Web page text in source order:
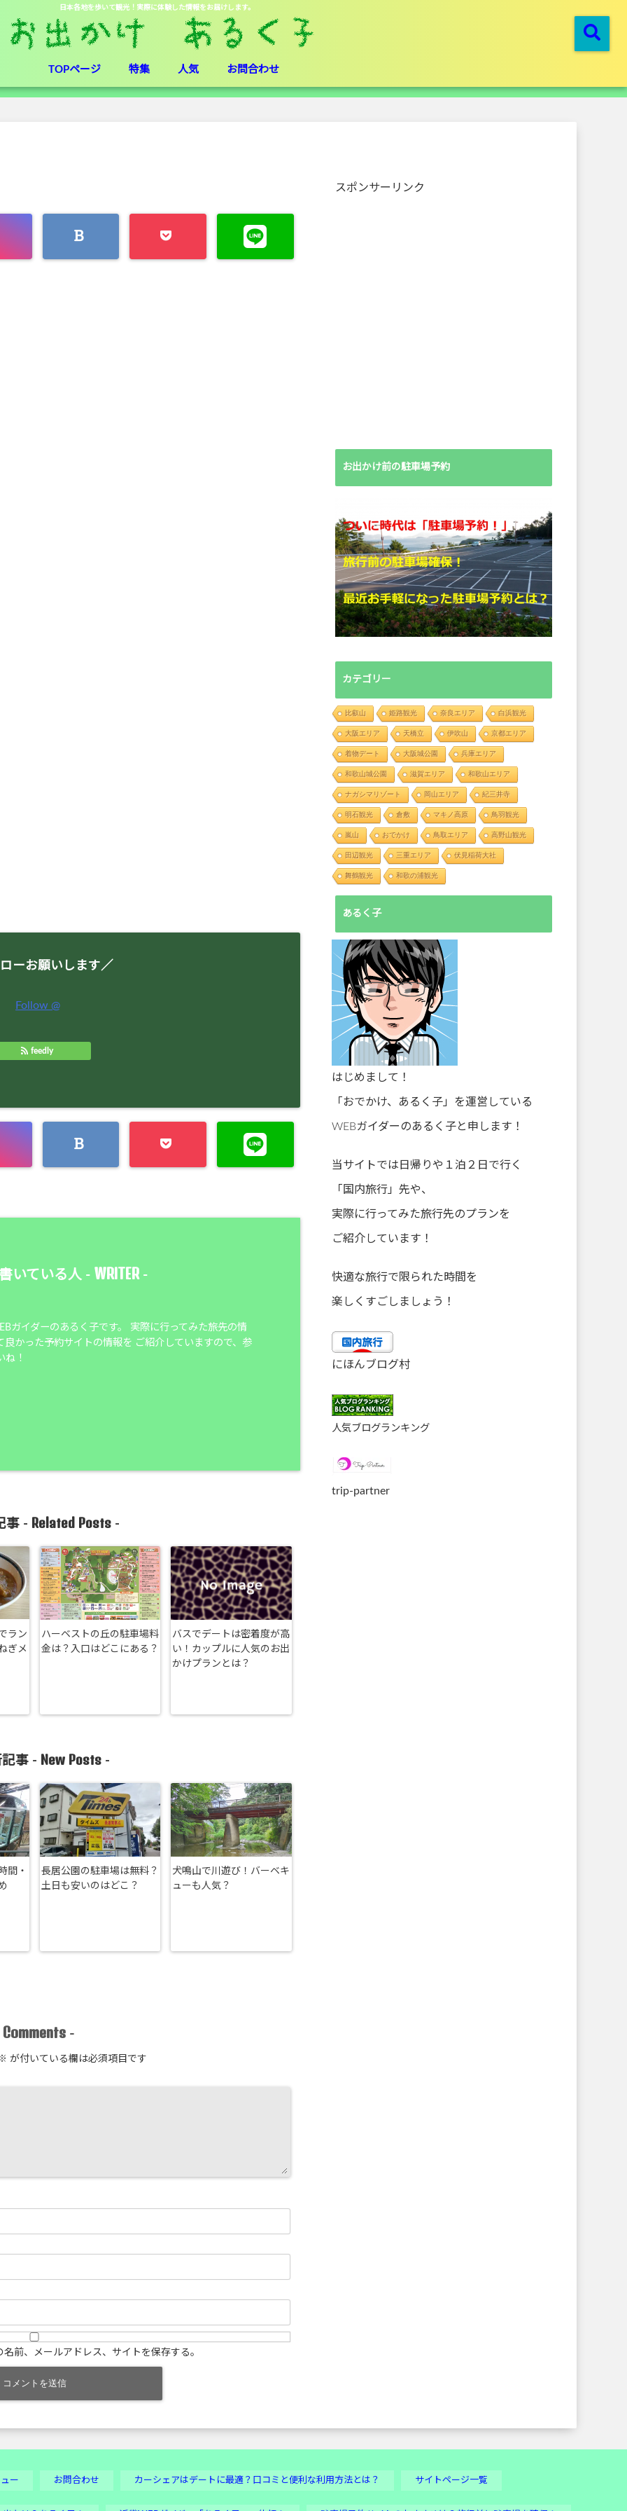
日本各地を歩いて観光！実際に体験した情報をお届けします。
TOPページ 特集 人気 お問合わせ
ーお願いします／
Follow @
feedly
いている人 - WRITER-
ガイダーのあるく子です。 実際に行ってみた旅先の情
良かった予約サイトの情報を ご紹介していますので、参
ね！
事 - Related Posts-
ラン
ぎメ
ハーベストの丘の駐車場料
金は？入口はどこにある？
バスでデートは密着度が高
い！カップルに人気のお出
かけプランとは？
事 - New Posts -
間・
長居公園の駐車場は無料？
土日も安いのはどこ？
犬鳴山で川遊び！バーベキ
ューも人気？
Comments -
が付いている欄は必須項目です
前、メールアドレス、サイトを保存する。
スポンサーリンク
お出かけ前の駐車場予約
カテゴリー
比叡山 姫路観光 奈良エリア 白浜観光
大阪エリア 天橋立 伊吹山 京都エリア
着物デート 大阪城公園 兵庫エリア
和歌山城公園 滋賀エリア 和歌山エリア
ナガシマリゾート 岡山エリア 紀三井寺
明石観光 倉敷 マキノ高原 鳥羽観光
嵐山 おでかけ 鳥取エリア 高野山観光
田辺観光 三重エリア 伏見稲荷大社
舞鶴観光 和歌の浦観光
あるく子
はじめまして！
「おでかけ、あるく子」を運営している
WEBガイダーのあるく子と申します！
当サイトでは日帰りや１泊２日で行く
「国内旅行」先や、
実際に行ってみた旅行先のプランを
ご紹介しています！
快適な旅行で限られた時間を
楽しくすごしましょう！
にほんブログ村
人気ブログランキング
trip-partner
ー お問合わせ カーシェアはデートに最適？口コミと便利な利用方法とは？ サイトページ一覧